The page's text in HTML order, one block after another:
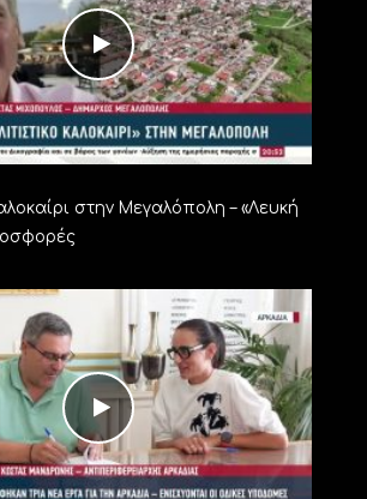
στην Μεγαλόπολη – «Λευκή